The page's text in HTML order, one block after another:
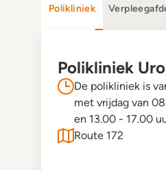
Polikliniek
Polikliniek
De polikliniek is
met vrijdag van
en 13.00 - 17.00
Route 172